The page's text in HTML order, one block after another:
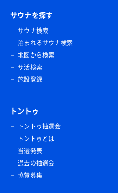
サウナを探す
サウナ検索
泊まれるサウナ検索
地図から検索
サ活検索
施設登録
トントゥ
トントゥ抽選会
トントゥとは
当選発表
過去の抽選会
協賛募集